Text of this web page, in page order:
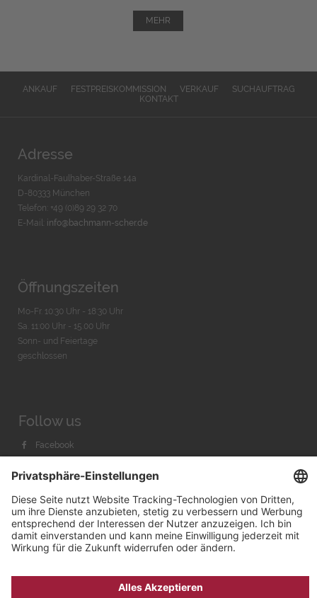
MEHR
ANKAUF FESTPREISKOMMISSION VERKAUF
SUCHAUFTRAG
KONTAKT
Adresse
Kardinal-Faulhaber-Straße 14a
D-80333 München
Telefon: +49 (0)89 29 32 70
E-Mail: info@bachmann-scher.de
Öffnungszeiten
Mo-Fr. 10:30 Uhr - 18:30 Uhr
Sa. 11:00 Uhr - 15.00 Uhr
Sonn- und Feiertage
geschlossen
Follow us
Facebook
Youtube